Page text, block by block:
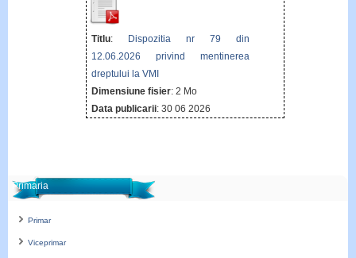
Titlu: Dispozitia nr 79 din
12.06.2026 privind mentinerea
dreptului la VMI
Dimensiune fisier: 2 Mo
Data publicarii: 30 06 2026
Primaria
Primar
Viceprimar